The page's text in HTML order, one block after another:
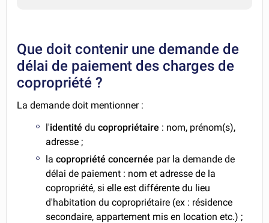
Que doit contenir une demande de
délai de paiement des charges de
copropriété ?
La demande doit mentionner :
l'identitédu copropriétaire : nom, prénom(s),
adresse ;
lacopropriété concernée par la demande de
délai de paiement : nom et adresse de la
copropriété, si elle est différente du lieu
d'habitation du copropriétaire (ex : résidence
secondaire, appartement mis en location etc.) ;